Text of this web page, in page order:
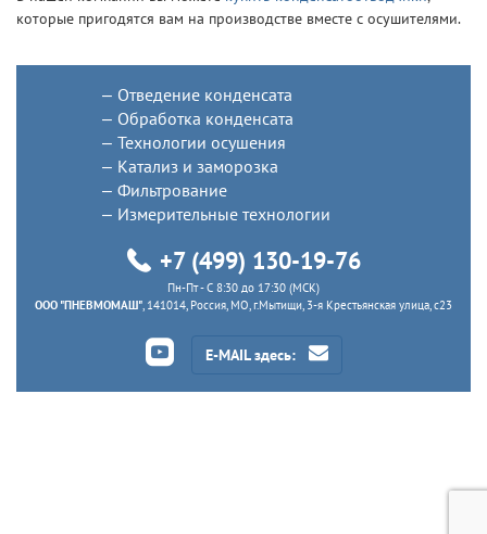
которые пригодятся вам на производстве вместе с осушителями.
Отведение конденсата
Обработка конденсата
Технологии осушения
Катализ и заморозка
Фильтрование
Измерительные технологии
+7 (499) 130-19-76
Пн-Пт - C 8:30 до 17:30 (МСК)
ООО "ПНЕВМОМАШ", 141014, Россия, МО, г.Мытищи, 3-я Крестьянская улица, с23
E-MAIL здесь: